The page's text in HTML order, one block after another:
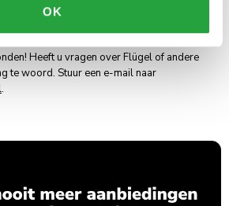
OK biedt een compleet assortiment
Heeft u vragen over Flügel of andere
te woord. Stuur een e-mail naar
.